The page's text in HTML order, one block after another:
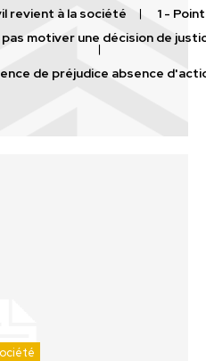
revient à la société
1 -
motiver une décision de
de préjudice absence